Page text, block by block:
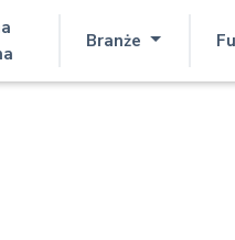
Branże